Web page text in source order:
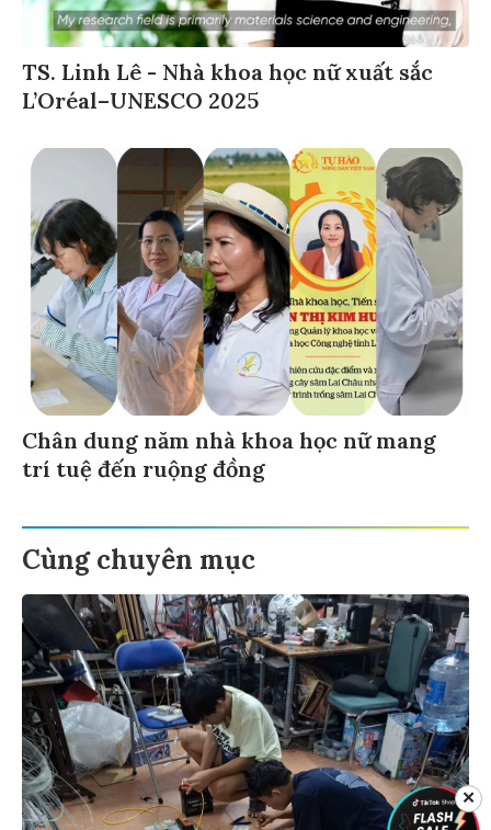
TS. Linh Lê - Nhà khoa học nữ xuất sắc
L’Oréal–UNESCO 2025
Chân dung năm nhà khoa học nữ mang
trí tuệ đến ruộng đồng
Cùng chuyên mục
✕